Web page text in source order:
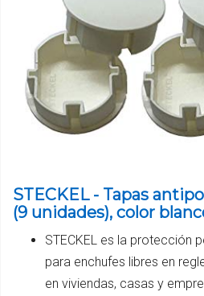
STECKEL - Tapas
(9 unidades), color
STECKEL es la protección
para enchufes libres en
en viviendas, casas y